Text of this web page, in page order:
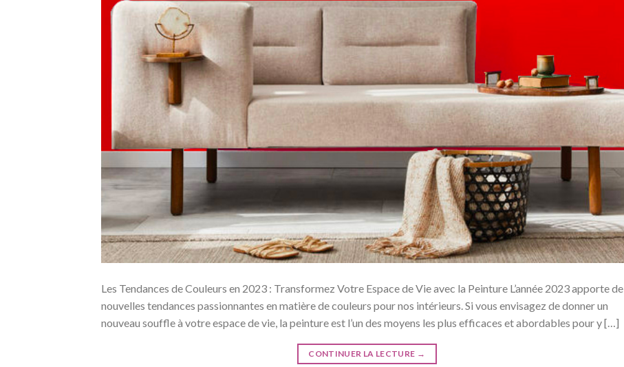
Les Tendances de Couleurs en 2023 : Transformez Votre Espace de Vie avec la Peinture L’année 2023 apporte de
nouvelles tendances passionnantes en matière de couleurs pour nos intérieurs. Si vous envisagez de donner un
nouveau souffle à votre espace de vie, la peinture est l’un des moyens les plus efficaces et abordables pour y […]
CONTINUER LA LECTURE →